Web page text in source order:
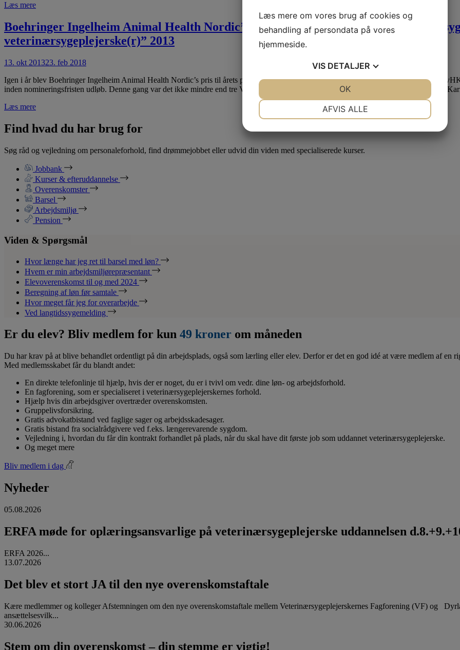
Læs mere
Boehringer Ingelheim Animal Health Nordic’s pris “Årets Praktiserende
veterinærsygeplejerske(r)” 2013
13. okt 201323. feb 2018
Igen i år blev Boehringer Ingelheim Animal Health Nordic’s pris til årets praktiserende veterinærsygeplejerske uddelt i forbindelse med
inden nomineringsfristen udløb. Denne gang var det ikke mindre end tre VSP’er der løb med prisen. Tina Sørensen, Maibritt Groesen og
Læs mere
Find hvad du har brug for
Søg råd og vejledning om personaleforhold, find drømmejobbet eller udvid din viden med specialiserede kurser.
Jobbank
Kurser & efteruddannelse
Overenskomster
Barsel
Arbejdsmiljø
Pension
Viden & Spørgsmål
Hvor længe har jeg ret til barsel med løn?
Hvem er min arbejdsmiljørepræsentant
Elevoverenskomst til og med 2024
Beregning af løn før samtale
Hvor meget får jeg for overarbejde
Ved langtidssygemelding
Er du elev? Bliv medlem for kun 49 kroner om måneden
Du har krav på at blive behandlet ordentligt på din arbejdsplads, også som lærling eller elev. Derfor er det en god idé at være medlem af en
Med medlemsskabet får du blandt andet:
En direkte telefonlinje til hjælp, hvis der er noget, du er i tvivl om vedr. dine løn- og arbejdsforhold.
En fagforening, som er specialiseret i veterinærsygeplejerskernes forhold.
Hjælp hvis din arbejdsgiver overtræder overenskomsten.
Gruppelivsforsikring.
Gratis advokatbistand ved faglige sager og arbejdsskadesager.
Gratis bistand fra socialrådgivere ved f.eks. længerevarende sygdom.
Vejledning i, hvordan du får din kontrakt forhandlet på plads, når du skal have dit første job som uddannet veterinærsygeplejerske.
Og meget mere
Bliv medlem i dag
Nyheder
05.08.2026
ERFA møde for oplæringsansvarlige på veterinærsygeplejerske uddannelsen
ERFA 2026...
13.07.2026
Det blev et stort JA til den nye overenskomstaftale
Kære medlemmer og kolleger Afstemningen om den nye overenskomstaftale mellem Veterinærsygeplejerskernes Fagforening (VF) og
ansættelsesvilk...
30.06.2026
Stem om din overenskomst – din stemme er vigtig!
Læs mere om vores brug af cookies og
behandling af persondata på vores
hjemmeside.
VIS DETALJER
AFVIS ALLE
OK